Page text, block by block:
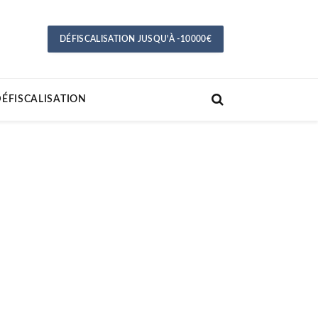
DÉFISCALISATION JUSQU'À -10000€